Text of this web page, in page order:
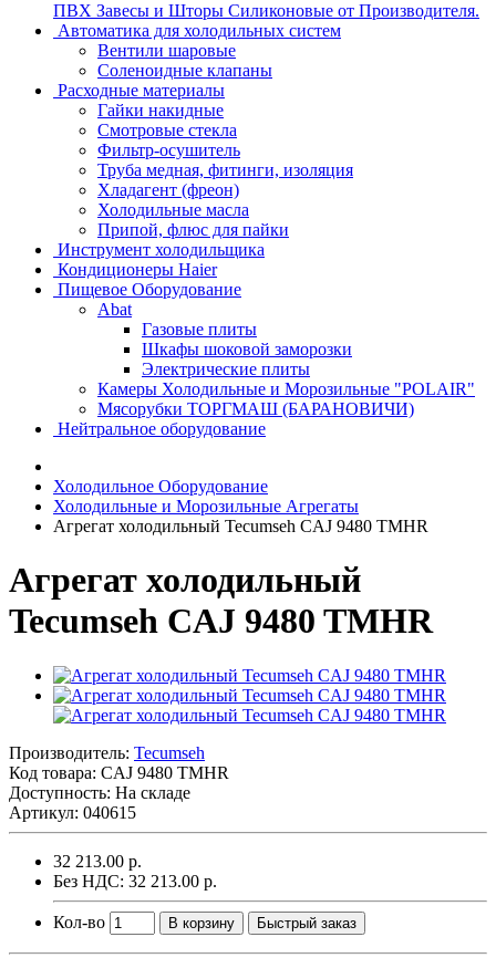
ПВХ Завесы и Шторы Силиконовые от Производителя.
Автоматика для холодильных систем
Вентили шаровые
Соленоидные клапаны
Расходные материалы
Гайки накидные
Смотровые стекла
Фильтр-осушитель
Труба медная, фитинги, изоляция
Хладагент (фреон)
Холодильные масла
Припой, флюс для пайки
Инструмент холодильщика
Кондиционеры Haier
Пищевое Оборудование
Abat
Газовые плиты
Шкафы шоковой заморозки
Электрические плиты
Камеры Холодильные и Морозильные "POLAIR"
Мясорубки ТОРГМАШ (БАРАНОВИЧИ)
Нейтральное оборудование
Холодильное Оборудование
Холодильные и Морозильные Агрегаты
Агрегат холодильный Tecumseh CAJ 9480 TMHR
Агрегат холодильный
Tecumseh CAJ 9480 TMHR
Производитель: Tecumseh
Код товара: CAJ 9480 TMHR
Доступность: На складе
Артикул: 040615
32 213.00 р.
Без НДС: 32 213.00 р.
Кол-во В корзину Быстрый заказ